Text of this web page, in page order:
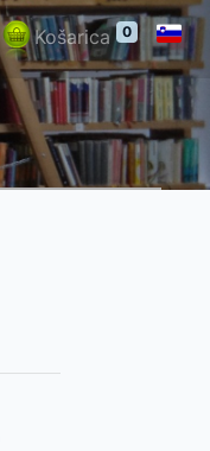
Košarica 0